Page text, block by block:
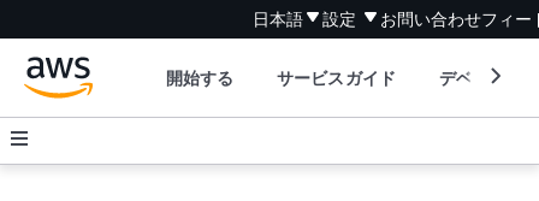
日本語 設定 お問い合わせフィー
開始する サービスガイド デベロッパ